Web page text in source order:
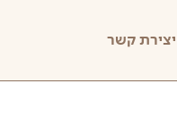
יצירת קשר